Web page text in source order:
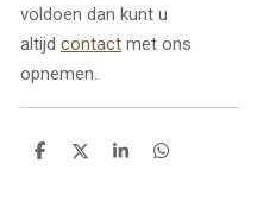
voldoen dan kunt u
altijd contact met ons
opnemen.
D
D
S
D